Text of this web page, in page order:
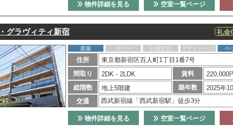
空室一覧ページ
物件詳細を見る
グラヴィティ新宿 礼金
新築 タワー 分譲賃貸 デザイナーズ ペ
住所
東京都新宿区百人町1丁目1番7号
間取り
2DK - 2LDK 賃料
220,000
総階数
地上5階建 築年数
2025年
交通
西武新宿線「西武新宿駅」徒歩3分
空室一覧ページ
物件詳細を見る